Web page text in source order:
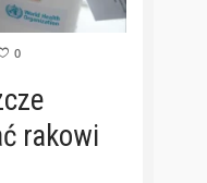
0
rakowi